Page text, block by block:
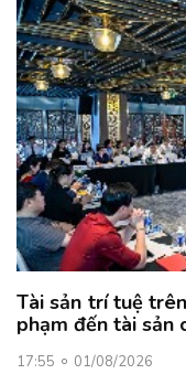
Tài sản trí tuệ
phạm đến tài sản
17:55 01/08/2026